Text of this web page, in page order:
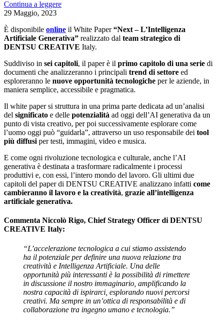
Continua a leggere
29 Maggio, 2023
È disponibile online il White Paper“Next – L’Intelligenza
Artificiale Generativa” realizzato dal team strategico di
DENTSU CREATIVE Italy.
Suddiviso in sei capitoli, il paper è il primo capitolo di una serie di
documenti che analizzeranno i principali trend di settore ed
esploreranno le nuove opportunità tecnologiche per le aziende, in
maniera semplice, accessibile e pragmatica.
Il white paper si struttura in una prima parte dedicata ad un’analisi
del significato e delle potenzialità ad oggi dell’AI generativa da un
punto di vista creativo, per poi successivamente esplorare come
l’uomo oggi può “guidarla”, attraverso un uso responsabile dei tool
più diffusi per testi, immagini, video e musica.
E come ogni rivoluzione tecnologica e culturale, anche l’AI
generativa è destinata a trasformare radicalmente i processi
produttivi e, con essi, l’intero mondo del lavoro. Gli ultimi due
capitoli del paper di DENTSU CREATIVE analizzano infatti come
cambieranno il lavoro e la creatività, grazie all’intelligenza
artificiale generativa.
Commenta Niccolò Rigo, Chief Strategy Officer di DENTSU
CREATIVE Italy:
“L’accelerazione tecnologica a cui stiamo assistendo
ha il potenziale per definire una nuova relazione tra
creatività e Intelligenza Artificiale. Una delle
opportunità più interessanti è la possibilità di rimettere
in discussione il nostro immaginario, amplificando la
nostra capacità di ispirarci, esplorando nuovi percorsi
creativi. Ma sempre in un’ottica di responsabilità e di
collaborazione tra ingegno umano e tecnologia.”